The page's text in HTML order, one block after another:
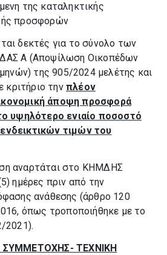
της καταληκτικής
προσφορών
δεκτές για το σύνολο των
Α (Αποψίλωση Οικοπέδων
της 905/2024 μελέτης και
κριτήριο την πλέον
άποψη προσφορά
υψηλότερο ενιαίο ποσοστό
τιμών του
αναρτάται στο ΚΗΜΔΗΣ
ημέρες πριν από την
ανάθεσης (άρθρο 120
όπως τροποποιήθηκε με το
2021).
ΣΥΜΜΕΤΟΧΗΣ- ΤΕΧΝΙΚΗ